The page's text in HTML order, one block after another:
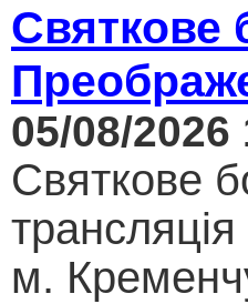
Святкове
05/08/2026
Святкове
м.